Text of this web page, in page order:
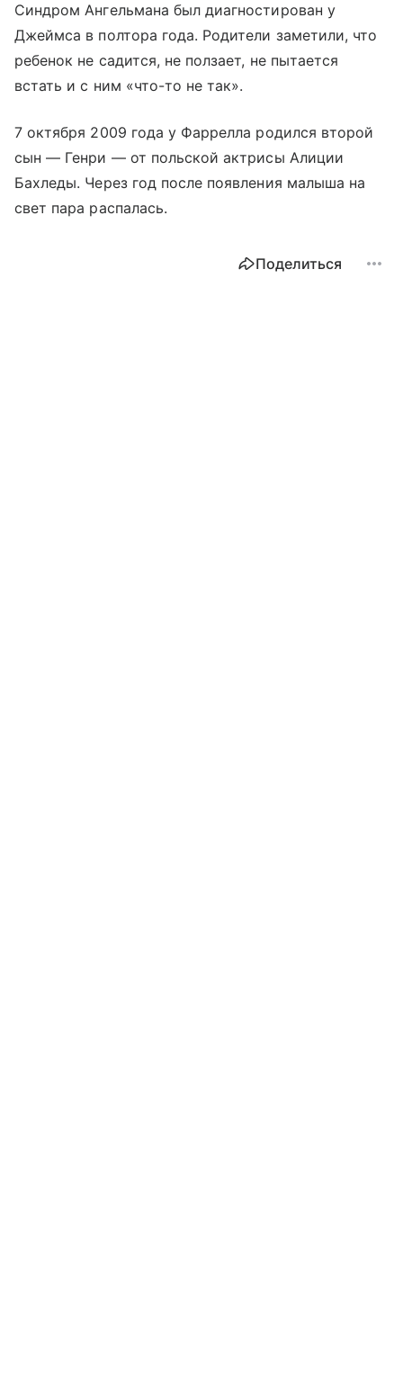
Синдром Ангельмана был диагностирован у
Джеймса в полтора года. Родители заметили, что
ребенок не садится, не ползает, не пытается
встать и с ним «что-то не так».
7 октября 2009 года у Фаррелла родился второй
сын — Генри — от польской актрисы Алиции
Бахледы. Через год после появления малыша на
свет пара распалась.
Поделиться